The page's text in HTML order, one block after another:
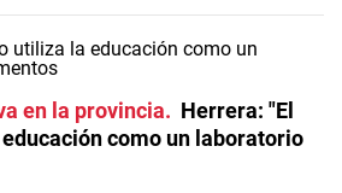
en la provincia
Herrera: "El
como un laboratorio